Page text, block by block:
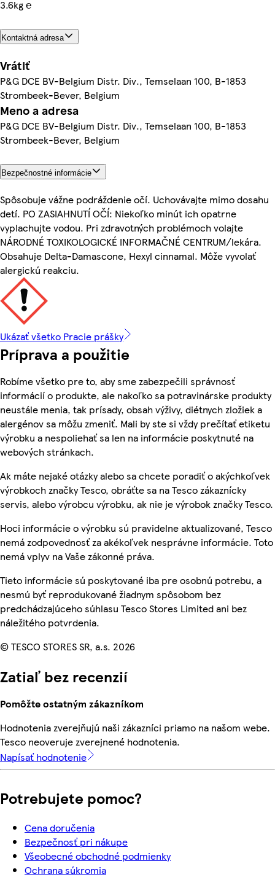
3.6kg ℮
Kontaktná adresa
Vrátiť
P&G DCE BV-Belgium Distr. Div., Temselaan 100, B-1853
Strombeek-Bever, Belgium
Meno a adresa
P&G DCE BV-Belgium Distr. Div., Temselaan 100, B-1853
Strombeek-Bever, Belgium
Bezpečnostné informácie
Spôsobuje vážne podráždenie očí. Uchovávajte mimo dosahu
detí. PO ZASIAHNUTÍ OČÍ: Niekoľko minút ich opatrne
vyplachujte vodou. Pri zdravotných problémoch volajte
NÁRODNÉ TOXIKOLOGICKÉ INFORMAČNÉ CENTRUM/lekára.
Obsahuje Delta-Damascone, Hexyl cinnamal. Môže vyvolať
alergickú reakciu.
Ukázať všetko Pracie prášky
Príprava a použitie
Robíme všetko pre to, aby sme zabezpečili správnosť
informácií o produkte, ale nakoľko sa potravinárske produkty
neustále menia, tak prísady, obsah výživy, diétnych zložiek a
alergénov sa môžu zmeniť. Mali by ste si vždy prečítať etiketu
výrobku a nespoliehať sa len na informácie poskytnuté na
webových stránkach.
Ak máte nejaké otázky alebo sa chcete poradiť o akýchkoľvek
výrobkoch značky Tesco, obráťte sa na Tesco zákaznícky
servis, alebo výrobcu výrobku, ak nie je výrobok značky Tesco.
Hoci informácie o výrobku sú pravidelne aktualizované, Tesco
nemá zodpovednosť za akékoľvek nesprávne informácie. Toto
nemá vplyv na Vaše zákonné práva.
Tieto informácie sú poskytované iba pre osobnú potrebu, a
nesmú byť reprodukované žiadnym spôsobom bez
predchádzajúceho súhlasu Tesco Stores Limited ani bez
náležitého potvrdenia.
© TESCO STORES SR, a.s. 2026
Zatiaľ bez recenzií
Pomôžte ostatným zákazníkom
Hodnotenia zverejňujú naši zákazníci priamo na našom webe.
Tesco neoveruje zverejnené hodnotenia.
Napísať hodnotenie
Potrebujete pomoc?
Cena doručenia
Bezpečnosť pri nákupe
Všeobecné obchodné podmienky
Ochrana súkromia